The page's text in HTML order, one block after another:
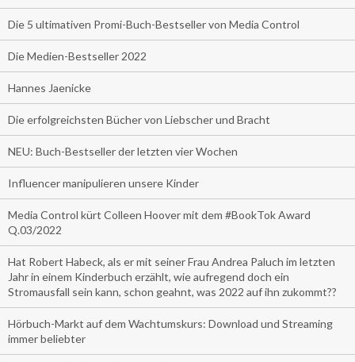
Die 5 ultimativen Promi-Buch-Bestseller von Media Control
Die Medien-Bestseller 2022
Hannes Jaenicke
Die erfolgreichsten Bücher von Liebscher und Bracht
NEU: Buch-Bestseller der letzten vier Wochen
Influencer manipulieren unsere Kinder
Media Control kürt Colleen Hoover mit dem #BookTok Award
Q.03/2022
Hat Robert Habeck, als er mit seiner Frau Andrea Paluch im letzten
Jahr in einem Kinderbuch erzählt, wie aufregend doch ein
Stromausfall sein kann, schon geahnt, was 2022 auf ihn zukommt??
Hörbuch-Markt auf dem Wachtumskurs: Download und Streaming
immer beliebter